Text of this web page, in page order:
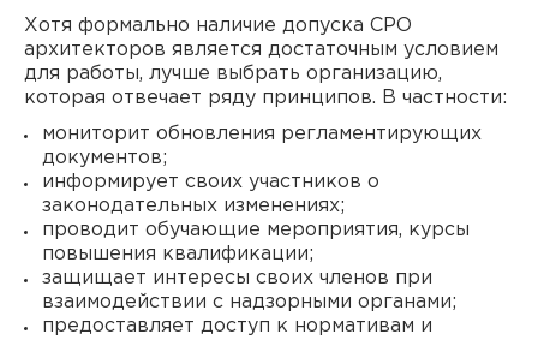
Хотя формально наличие допуска СРО
архитекторов является достаточным условием
для работы, лучше выбрать организацию,
которая отвечает ряду принципов. В частности:
мониторит обновления регламентирующих
документов;
информирует своих участников о
законодательных изменениях;
проводит обучающие мероприятия, курсы
повышения квалификации;
защищает интересы своих членов при
взаимодействии с надзорными органами;
предоставляет доступ к нормативам и